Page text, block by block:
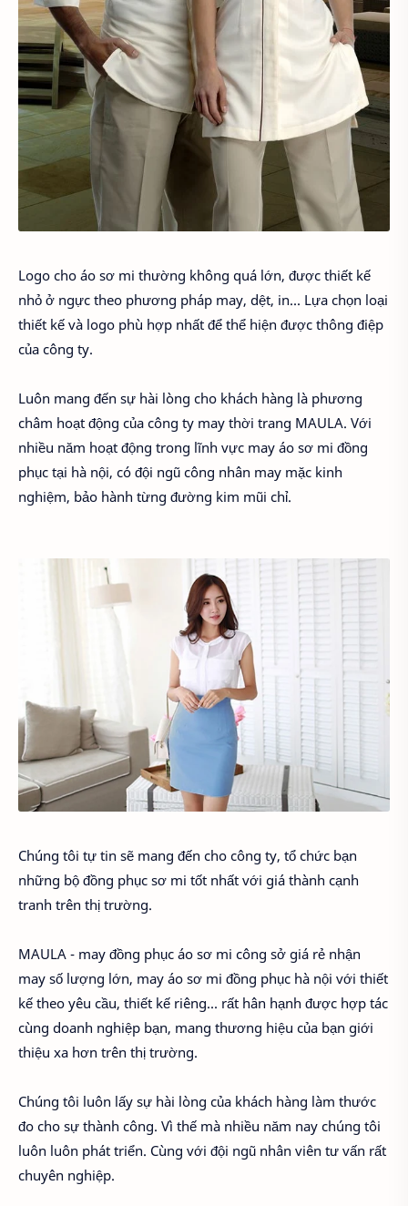
Logo cho áo sơ mi thường không quá lớn, được thiết kế
nhỏ ở ngực theo phương pháp may, dệt, in... Lựa chọn loại
thiết kế và logo phù hợp nhất để thể hiện được thông điệp
của công ty.
Luôn mang đến sự hài lòng cho khách hàng là phương
châm hoạt động của công ty may thời trang MAULA. Với
nhiều năm hoạt động trong lĩnh vực may áo sơ mi đồng
phục tại hà nội, có đội ngũ công nhân may mặc kinh
nghiệm, bảo hành từng đường kim mũi chỉ.
Chúng tôi tự tin sẽ mang đến cho công ty, tổ chức bạn
những bộ đồng phục sơ mi tốt nhất với giá thành cạnh
tranh trên thị trường.
MAULA - may đồng phục áo sơ mi công sở giá rẻ nhận
may số lượng lớn, may áo sơ mi đồng phục hà nội với thiết
kế theo yêu cầu, thiết kế riêng... rất hân hạnh được hợp tác
cùng doanh nghiệp bạn, mang thương hiệu của bạn giới
thiệu xa hơn trên thị trường.
Chúng tôi luôn lấy sự hài lòng của khách hàng làm thước
đo cho sự thành công. Vì thế mà nhiều năm nay chúng tôi
luôn luôn phát triển. Cùng với đội ngũ nhân viên tư vấn rất
chuyên nghiệp.